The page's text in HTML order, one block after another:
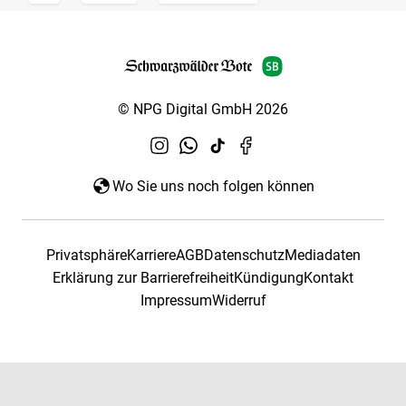
© NPG Digital GmbH 2026
Wo Sie uns noch folgen können
PrivatsphäreKarriereAGBDatenschutzMediadaten
Erklärung zur BarrierefreiheitKündigungKontakt
ImpressumWiderruf